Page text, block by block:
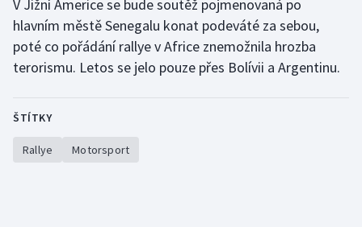
Futsal
Golf
V Jižní Americe se bude soutěž pojmenovaná po
hlavním městě Senegalu konat podeváté za sebou,
poté co pořádání rallye v Africe znemožnila hrozba
terorismu. Letos se jelo pouze přes Bolívii a Argentinu.
ŠTÍTKY
Rallye Motorsport